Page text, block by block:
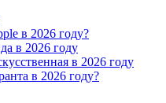
в 2026 году?
в 2026 году
в 2026 году
в 2026 году?